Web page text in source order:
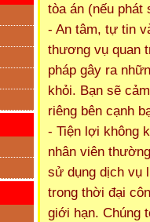
tòa án (nếu phát
- An tâm, tự tin
thương vụ quan
pháp gây ra
khỏi. Bạn sẽ
riêng bên cạnh
- Tiện lợi không
nhân viên
sử dụng dịch vụ
trong thời đại
giới hạn. Chúng